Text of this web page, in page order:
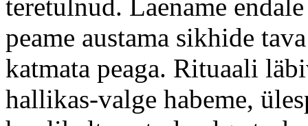
teretulnud. Laename
peame austama sikhide
katmata peaga. Rituaali
hallikas-valge habeme,